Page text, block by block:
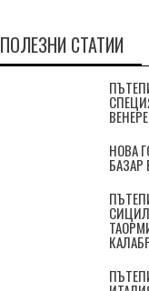
ПОЛЕЗНИ СТАТИИ
ВЕНЕРЕ
НОВА